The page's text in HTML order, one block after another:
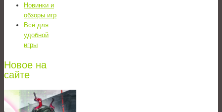
Новинки и
обзоры игр
Всё для
удобной
игры
Новое на
сайте